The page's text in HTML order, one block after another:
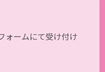
ォームにて受け付け